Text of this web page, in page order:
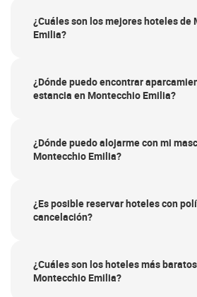
¿Cuáles son los mejores hoteles de
Emilia?
¿Dónde puedo encontrar
estancia en Montecchio Emilia?
¿Dónde puedo alojarme con mi
Montecchio Emilia?
¿Es posible reservar hoteles con
cancelación?
¿Cuáles son los hoteles más
Montecchio Emilia?